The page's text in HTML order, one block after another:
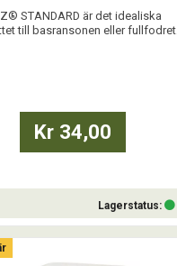
STANDARD är det idealiska
till basransonen eller fullfodret.
Kr 34,00
Lagerstatus: